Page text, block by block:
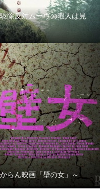
除反対ムーヴの暇人は見
らん映画「壁の女」～